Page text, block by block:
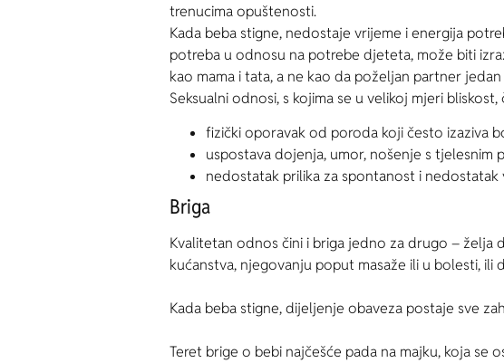
trenucima opuštenosti.
Kada beba stigne, nedostaje vrijeme i energija
potreba u odnosu na potrebe djeteta, može biti
kao mama i tata, a ne kao da poželjan partner
Seksualni odnosi, s kojima se u velikoj mjeri
fizički oporavak od poroda koji često izaziva
uspostava dojenja, umor, nošenje s tjelesnim
nedostatak prilika za spontanost i
Briga
Kvalitetan odnos čini i briga jedno za drugo –
kućanstva, njegovanju poput masaže ili u bolesti, ili
Kada beba stigne, dijeljenje obaveza postaje sve
Teret brige o bebi najčešće pada na majku, koja